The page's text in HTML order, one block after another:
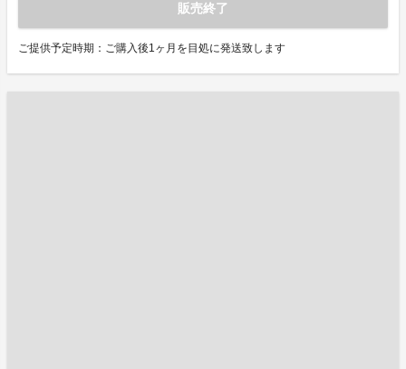
販売終了
ご提供予定時期：ご購入後1ヶ月を目処に発送致します